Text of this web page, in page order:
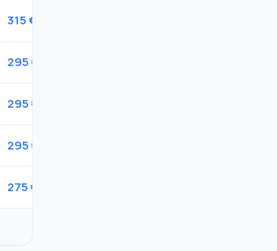
315 €
295 €
295 €
295 €
275 €